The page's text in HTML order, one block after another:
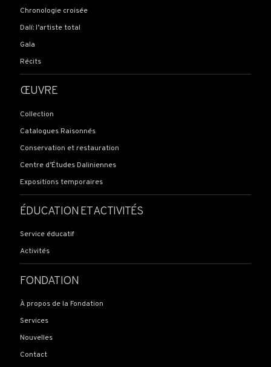
Chronologie croisée
Dalí: l’artiste total
Gala
Récits
ŒUVRE
Collection
Catalogues Raisonnés
Conservation et restauration
Centre d’Études Daliniennes
Expositions temporaires
ÉDUCATION ET ACTIVITÉS
Service éducatif
Activités
FONDATION
À propos de la Fondation
Services
Nouvelles
Contact